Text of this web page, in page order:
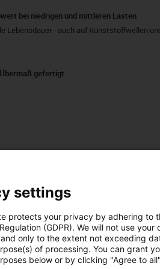
bei niedrigen und mittleren Lasten
Lebensdauer - auch auf Kunststoffwellen
gefertigt.
finden Sie bei unseren
für Ihre individuellen Bauteile
online bestellen. Unterstützt
Lebensdauerrechner,
wenigen Minuten alle relevanten
settings
protects your privacy by adhering to
(GDPR). We will not use
only to the extent not exceeding
of processing. You can grant
below or by clicking "Agree to